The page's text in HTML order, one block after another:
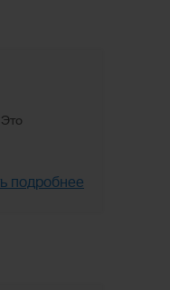
подробнее